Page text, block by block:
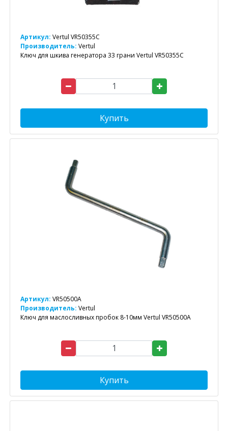
Артикул: Vertul VR50355C
Производитель: Vertul
Ключ для шкива генератора 33 грани Vertul VR50355C
Купить
Артикул: VR50500A
Производитель: Vertul
Ключ для маслосливных пробок 8-10мм Vertul VR50500A
Купить